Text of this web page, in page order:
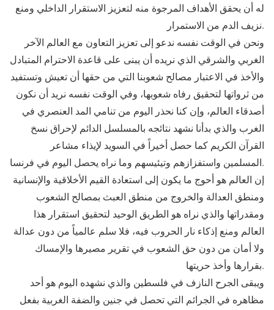
له أن يحقق الأهداف المرجوة منه لتعزيز الاستقرار الداخلي ومنع
نزيف الدم من الاستمرار.
ونحن في الوقت نفسه ندعو إلى تعزيز التعاون مع العالم الآخر
الغربي والشرقي الذي نريده أن يبنى على قاعدة الاحترام المتبادل
والأخذ في الاعتبار مصالح شعوبنا التي من حقها أن تعيش وتستفيد
من ثرواتها لتحقيق رفاه شعوبها، وفي الوقت نفسه نريد أن نكون
أصدقاء العالم، وإن كنا نحذر اليوم من تنامي المد العنصري في
الغرب والذي بدأنا نشهد نتائجه بالمسلسل الدائم لإحراق نسخ
القرآن الكريم كما حصل أخيراً في السويد لإيذاء مشاعر
المسلمين واستفزازهم وتيئيسهم وما نراه يحصل اليوم في فرنسا.
إن العالم هو أحوج ما يكون إلى استعادة القيم الأخلاقية والإنسانية
ومنطق العدالة والخروج من منطق العبث بمصالح الشعوب
ومقدراتها والذي نراه هو الطريق الوحيد لتحقيق استقرار هذا
العالم ومنع إذكاء نار الحروب فيه، فلا سلم عالمياً من دون عدالة
ولا أمان من دون حق الشعوب في تقرير مصيرها والإمساك
بقرارها وأخذ حريتها.
ويبقى الجرح النازف في فلسطين والذي نشهده اليوم هو أحد
مظاهره في الجرائم التي تحصل في جنين والضفة الغربية بفعل